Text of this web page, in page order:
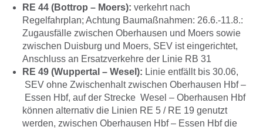
RE 44 (Bottrop – Moers): verkehrt nach
Regelfahrplan; Achtung Baumaßnahmen: 26.6.-11.8.:
Zugausfälle zwischen Oberhausen und Moers sowie
zwischen Duisburg und Moers, SEV ist eingerichtet,
Anschluss an Ersatzverkehre der Linie RB 31
RE 49 (Wuppertal – Wesel): Linie entfällt bis 30.06,
SEV ohne Zwischenhalt zwischen Oberhausen Hbf –
Essen Hbf, auf der Strecke Wesel – Oberhausen Hbf
können alternativ die Linien RE 5 / RE 19 genutzt
werden, zwischen Oberhausen Hbf – Essen Hbf die